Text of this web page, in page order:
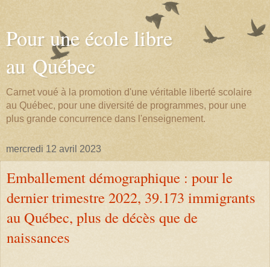
Pour une école libre
au Québec
Carnet voué à la promotion d'une véritable liberté scolaire
au Québec, pour une diversité de programmes, pour une
plus grande concurrence dans l'enseignement.
mercredi 12 avril 2023
Emballement démographique : pour le
dernier trimestre 2022, 39.173 immigrants
au Québec, plus de décès que de
naissances